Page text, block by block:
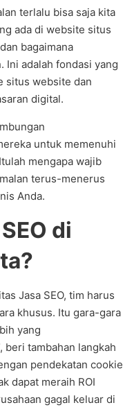
terlalu bisa saja kita
ada di website situs
bagaimana
Ini adalah fondasi yang
situs website dan
digital.
untuk memenuhi
mengapa wajib
terus-menerus
Anda.
di
Jasa SEO, tim harus
khusus. Itu gara-gara
yang
beri tambahan langkah
pendekatan cookie
dapat meraih ROI
gagal keluar di